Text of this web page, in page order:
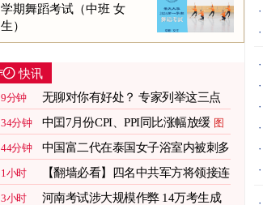
学期舞蹈考试（中班 女
生）
快讯
9分钟 无聊对你有好处？ 专家列举这三点
图
34分钟
中囯7月份CPI、PPI同比涨幅放缓 图
44分钟
中国富二代在泰国女子浴室内被刺多
刀身亡
1小时
【翻墙必看】四名中共军方将领接连
病亡 图
3小时
河南考试涉大规模作弊 14万考生成